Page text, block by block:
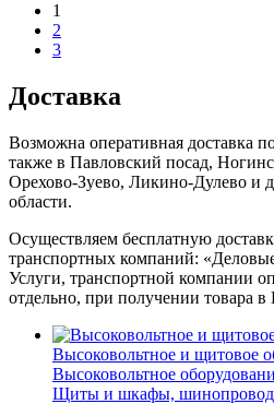
1
2
3
Доставка
Возможна оперативная доставка
также в Павловский посад,
Орехово-Зуево, Ликино-Дулево и
области.
Осуществляем бесплатную
транспортных компаний:
Услуги, транспортной компании
отдельно, при получении товара
Высоковольтное и щитовое
Высоковольтное
Щиты и шкафы, шинопровод